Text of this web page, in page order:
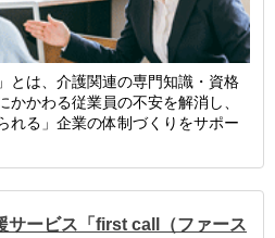
とは、介護関連の専門知識・資格
かかわる従業員の不安を解消し、
れる」企業の体制づくりをサポー
サービス「first call（ファース